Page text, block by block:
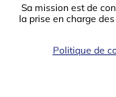
Sa mission est de
la prise en charge
Politique de